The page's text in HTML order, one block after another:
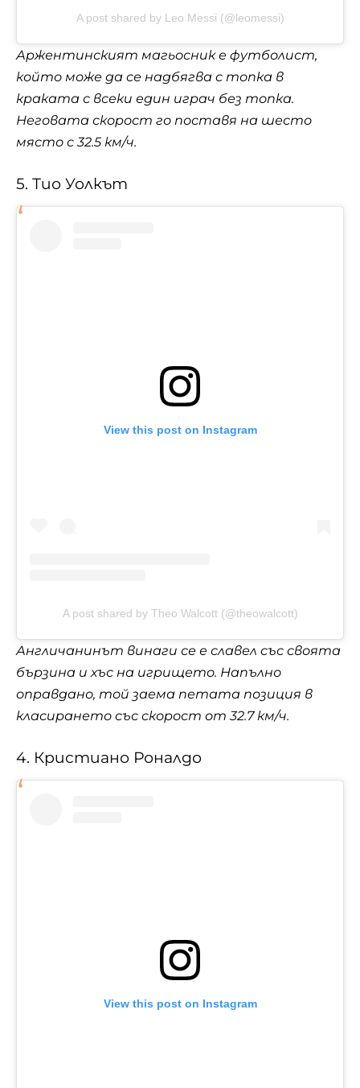
A post shared by Leo Messi (@leomessi)
Аржентинският магьосник е футболист,
който може да се надбягва с топка в
краката с всеки един играч без топка.
Неговата скорост го поставя на шесто
място с 32.5 км/ч.
5. Тио Уолкът
View this post on Instagram
A post shared by Theo Walcott (@theowalcott)
Англичанинът винаги се е славел със своята
бързина и хъс на игрището. Напълно
оправдано, той заема петата позиция в
класирането със скорост от 32.7 км/ч.
4. Кристиано Роналдо
View this post on Instagram